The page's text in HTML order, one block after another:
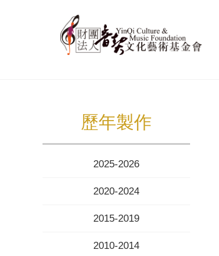
歷年製作
2025-2026
2020-2024
2015-2019
2010-2014